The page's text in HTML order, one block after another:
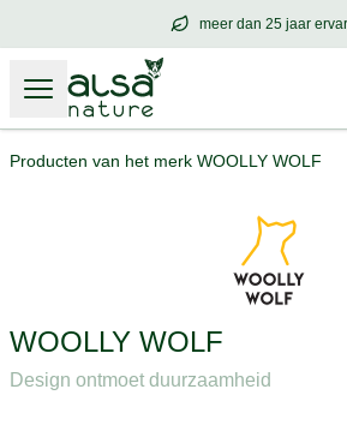
meer dan 25 jaar
meer dan
Producten van het merk WOOLLY WOLF
WOOLLY WOLF
Design ontmoet duurzaamheid